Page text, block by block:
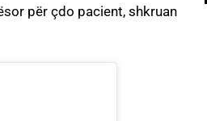
për çdo pacient, shkruan